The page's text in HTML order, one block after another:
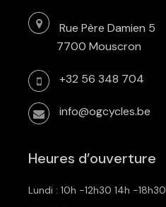
Rue Père Damien 5
7700 Mouscron
+32 56 348 704
info@ogcycles.be
Heures d’ouverture
Lundi : 10h -12h30 14h -18h30